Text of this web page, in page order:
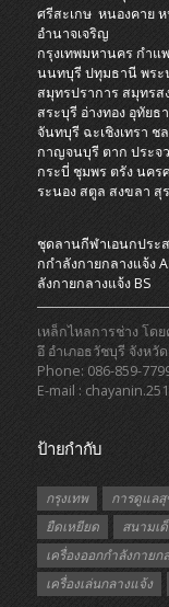
ศรีสะเกษ หนองคาย
อำนาจเจริญ
กรุงเทพมหานคร กำแ
นนทบุรีปทุมธานีพระ
สมุทรปราการสมุทรส
สระบุรี อ่างทอง อุทัยธ
จันทบุรี ฉะเชิงเทรา ช
กาญจนบุรีตาก ประจ
กระบี่ ชุมพร ตรังนคร
ระนอง สตูล สงขลา สุ
ชุดลานกีฬาเอนกประ
กกําลังกายกลางแจ้ง
ลังกายกลางแจ้ง BS
เหล็กไหลการช่าง โ
อึ อำเภอธวัชบุรี จังหวั
Phone: 086-859-
E-mail :
ป้ายกำกับ
กรุงเทพ การดูแล
ยืดเหยียด
สนามเ
เครื่องออกกำลังกายก
เครื่องเล่นกลางแจ้ง